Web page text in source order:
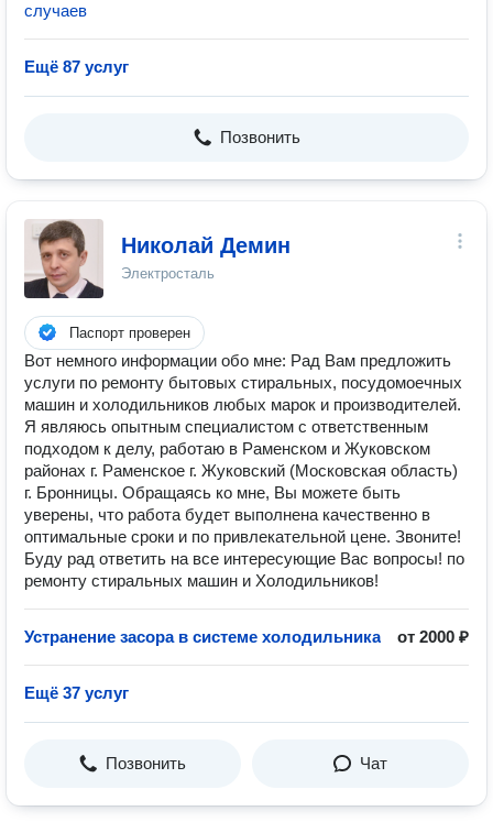
случаев
Ещё 87 услуг
Позвонить
Николай Демин
Электросталь
Паспорт проверен
Вот немного информации обо мне: Рад Вам предложить
услуги по ремонту бытовых стиральных, посудомоечных
машин и холодильников любых марок и производителей.
Я являюсь опытным специалистом с ответственным
подходом к делу, работаю в Раменском и Жуковском
районах г. Раменское г. Жуковский (Московская область)
г. Бронницы. Обращаясь ко мне, Вы можете быть
уверены, что работа будет выполнена качественно в
оптимальные сроки и по привлекательной цене. Звоните!
Буду рад ответить на все интересующие Вас вопросы! по
ремонту стиральных машин и Холодильников!
Устранение засора в системе холодильника от 2000 ₽
Ещё 37 услуг
Позвонить Чат